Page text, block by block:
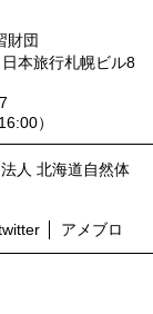
財団
本旅行札幌ビル8
）
人 北海道自然体
アメブロ